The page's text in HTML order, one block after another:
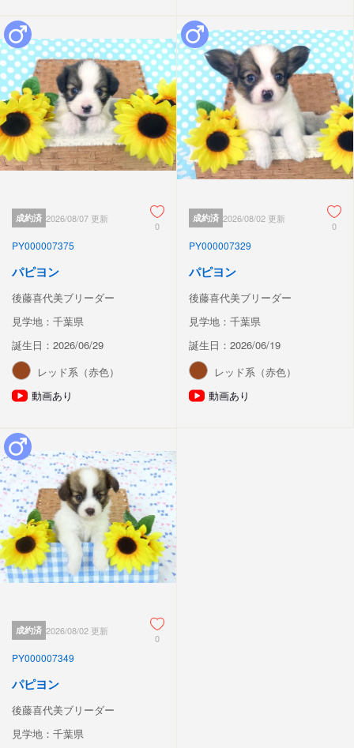
成約済 2026/08/07 更新
0
PY000007375
パピヨン
後藤喜代美ブリーダー
見学地：千葉県
誕生日：2026/06/29
レッド系（赤色）
動画あり
成約済 2026/08/02 更新
0
PY000007329
パピヨン
後藤喜代美ブリーダー
見学地：千葉県
誕生日：2026/06/19
レッド系（赤色）
動画あり
成約済 2026/08/02 更新
0
PY000007349
パピヨン
後藤喜代美ブリーダー
見学地：千葉県